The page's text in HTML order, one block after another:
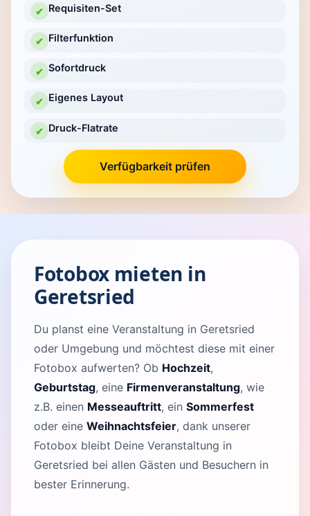
✔ Requisiten-Set
✔ Filterfunktion
✔ Sofortdruck
✔ Eigenes Layout
✔ Druck-Flatrate
Verfügbarkeit prüfen
Fotobox mieten in
Geretsried
Du planst eine Veranstaltung in Geretsried
oder Umgebung und möchtest diese mit einer
Fotobox aufwerten? Ob Hochzeit,
Geburtstag, eine Firmenveranstaltung, wie
z.B. einen Messeauftritt, ein Sommerfest
oder eine Weihnachtsfeier, dank unserer
Fotobox bleibt Deine Veranstaltung in
Geretsried bei allen Gästen und Besuchern in
bester Erinnerung.